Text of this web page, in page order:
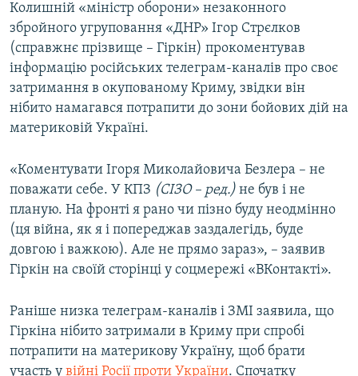
КТАТ
ДОЛУЧАЙСЯ!
Усі сайти RFE/RL
Колишній «міністр оборони» незаконного
збройного угруповання «ДНР» Ігор Стрєлков
(справжнє прізвище – Гіркін) прокоментував
інформацію російських телеграм-каналів про своє
затримання в окупованому Криму, звідки він
нібито намагався потрапити до зони бойових дій на
материковій Україні.
«Коментувати Ігоря Миколайовича Безлера – не
поважати себе. У КПЗ (СІЗО – ред.) не був і не
планую. На фронті я рано чи пізно буду неодмінно
(ця війна, як я і попереджав заздалегідь, буде
довгою і важкою). Але не прямо зараз», – заявив
Гіркін на своїй сторінці у соцмережі «ВКонтакті».
Раніше низка телеграм-каналів і ЗМІ заявила, що
Гіркіна нібито затримали в Криму при спробі
потрапити на материкову Україну, щоб брати
участь у війні Росії проти України. Спочатку